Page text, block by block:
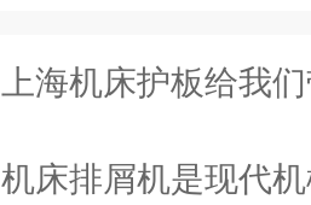
上海机床护板给我
机床排屑机是现代机械加